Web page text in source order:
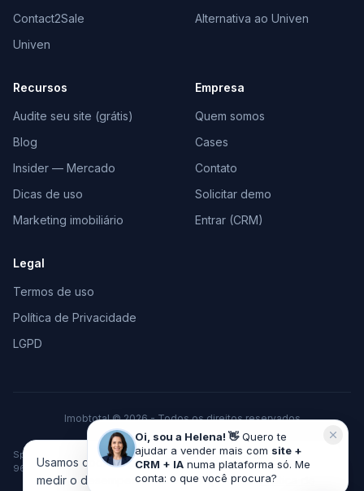
Contact2Sale
Univen
Alternativa ao Univen
Recursos
Audite seu site (grátis)
Blog
Insider — Mercado
Dicas de uso
Marketing imobiliário
Empresa
Quem somos
Cases
Contato
Solicitar demo
Entrar (CRM)
Legal
Termos de uso
Política de Privacidade
LGPD
Imobtotal © 2026 - Todos os direitos reservados
Feito com♥para o mercado imobiliário
Space Tecnologia em Marketing e Vendas LTDA · CNPJ 37.378.306/0001-
96 · Cachoeira do Sul/RS
Oi, sou a Helena! 👋Quero te
ajudar a vender mais com site +
CRM + IA numa plataforma só. Me
conta: o que você procura?
Usamos cookies pra melhorar sua experiência e
medir o desempenho do site. Veja nossa Política de